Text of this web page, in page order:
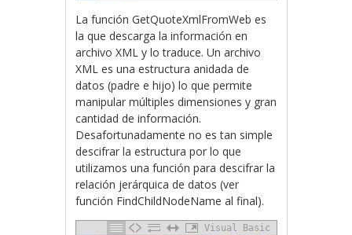
La función GetQuoteXmlFromWeb es
la que descarga la información en
archivo XML y lo traduce. Un archivo
XML es una estructura anidada de
datos (padre e hijo) lo que permite
manipular múltiples dimensiones y gran
cantidad de información.
Desafortunadamente no es tan simple
descifrar la estructura por lo que
utilizamos una función para descifrar la
relación jerárquica de datos (ver
función FindChildNodeName al final).
Visual Basic